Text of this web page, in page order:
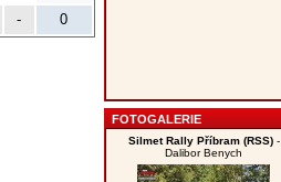
- 0
FOTOGALERIE
Silmet Rally Příbram (RSS)-
Dalibor Benych